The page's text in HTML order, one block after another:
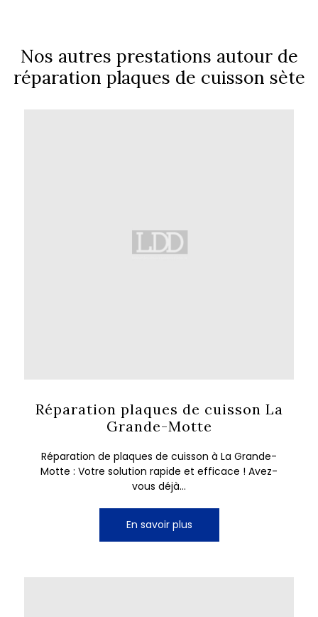
Nos autres prestations autour de
réparation plaques de cuisson sète
Réparation plaques de cuisson La
Grande-Motte
Réparation de plaques de cuisson à La Grande-
Motte : Votre solution rapide et efficace ! Avez-
vous déjà...
En savoir plus